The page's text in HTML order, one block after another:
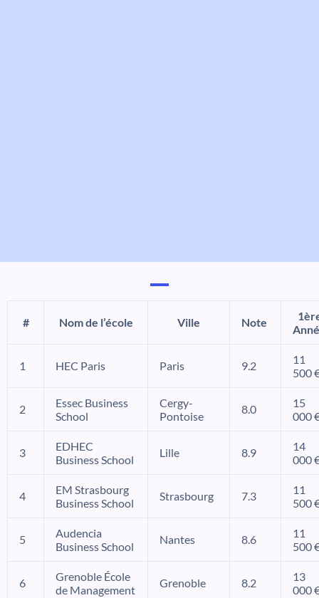
# Nom de l’école Ville Note
1 HEC Paris Paris 9.2
11
500
2
Essec Business
School
Cergy-
Pontoise
8.0
15
000
3
EDHEC
Business School
Lille 8.9
14
000
4
EM Strasbourg
Business School
Strasbourg 7.3
11
500
5
Audencia
Business School
Nantes 8.6
11
500
6
Grenoble École
de Management
Grenoble 8.2
13
000